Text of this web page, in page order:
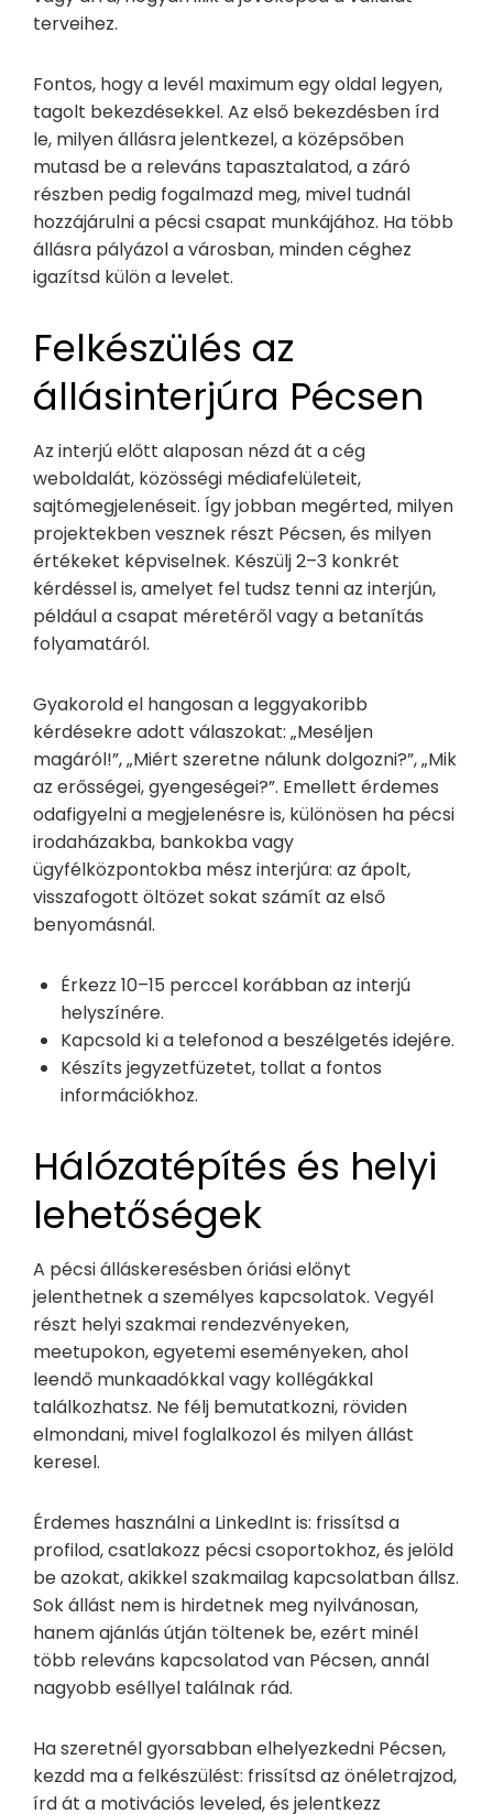
terveihez.
Fontos, hogy a levél maximum egy oldal legyen,
tagolt bekezdésekkel. Az első bekezdésben írd
le, milyen állásra jelentkezel, a középsőben
mutasd be a releváns tapasztalatod, a záró
részben pedig fogalmazd meg, mivel tudnál
hozzájárulni a pécsi csapat munkájához. Ha több
állásra pályázol a városban, minden céghez
igazítsd külön a levelet.
Felkészülés az
állásinterjúra Pécsen
Az interjú előtt alaposan nézd át a cég
weboldalát, közösségi médiafelületeit,
sajtómegjelenéseit. Így jobban megérted, milyen
projektekben vesznek részt Pécsen, és milyen
értékeket képviselnek. Készülj 2–3 konkrét
kérdéssel is, amelyet fel tudsz tenni az interjún,
például a csapat méretéről vagy a betanítás
folyamatáról.
Gyakorold el hangosan a leggyakoribb
kérdésekre adott válaszokat: „Meséljen
magáról!”, „Miért szeretne nálunk dolgozni?”, „Mik
az erősségei, gyengeségei?”. Emellett érdemes
odafigyelni a megjelenésre is, különösen ha pécsi
irodaházakba, bankokba vagy
ügyfélközpontokba mész interjúra: az ápolt,
visszafogott öltözet sokat számít az első
benyomásnál.
Érkezz 10–15 perccel korábban az interjú
helyszínére.
Kapcsold ki a telefonod a beszélgetés idejére.
Készíts jegyzetfüzetet, tollat a fontos
információkhoz.
Hálózatépítés és helyi
lehetőségek
A pécsi álláskeresésben óriási előnyt
jelenthetnek a személyes kapcsolatok. Vegyél
részt helyi szakmai rendezvényeken,
meetupokon, egyetemi eseményeken, ahol
leendő munkaadókkal vagy kollégákkal
találkozhatsz. Ne félj bemutatkozni, röviden
elmondani, mivel foglalkozol és milyen állást
keresel.
Érdemes használni a LinkedInt is: frissítsd a
profilod, csatlakozz pécsi csoportokhoz, és jelöld
be azokat, akikkel szakmailag kapcsolatban állsz.
Sok állást nem is hirdetnek meg nyilvánosan,
hanem ajánlás útján töltenek be, ezért minél
több releváns kapcsolatod van Pécsen, annál
nagyobb eséllyel találnak rád.
Ha szeretnél gyorsabban elhelyezkedni Pécsen,
kezdd ma a felkészülést: frissítsd az önéletrajzod,
írd át a motivációs leveled, és jelentkezz